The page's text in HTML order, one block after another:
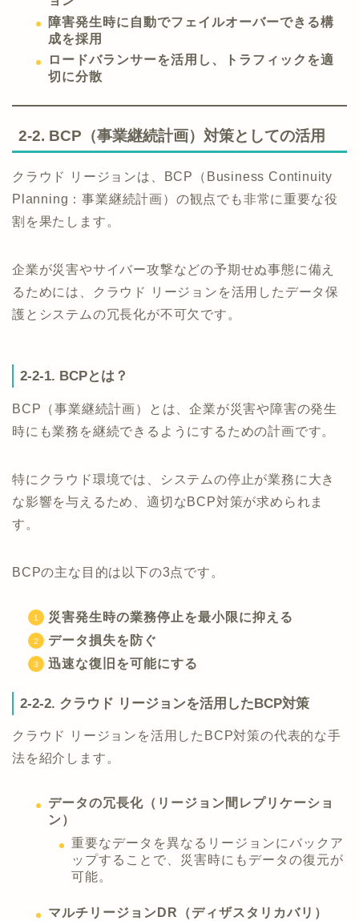
障害発生時に自動でフェイルオーバーできる構
成を採用
ロードバランサーを活用し、トラフィックを適
切に分散
2-2. BCP（事業継続計画）対策としての活用
クラウド リージョンは、BCP（Business Continuity
Planning：事業継続計画）の観点でも非常に重要な役
割を果たします。
企業が災害やサイバー攻撃などの予期せぬ事態に備え
るためには、クラウド リージョンを活用したデータ保
護とシステムの冗長化が不可欠です。
2-2-1. BCPとは？
BCP（事業継続計画）とは、企業が災害や障害の発生
時にも業務を継続できるようにするための計画です。
特にクラウド環境では、システムの停止が業務に大き
な影響を与えるため、適切なBCP対策が求められま
す。
BCPの主な目的は以下の3点です。
災害発生時の業務停止を最小限に抑える
データ損失を防ぐ
迅速な復旧を可能にする
2-2-2. クラウド リージョンを活用したBCP対策
クラウド リージョンを活用したBCP対策の代表的な手
法を紹介します。
データの冗長化（リージョン間レプリケーショ
ン）
重要なデータを異なるリージョンにバックア
ップすることで、災害時にもデータの復元が
可能。
マルチリージョンDR（ディザスタリカバリ）